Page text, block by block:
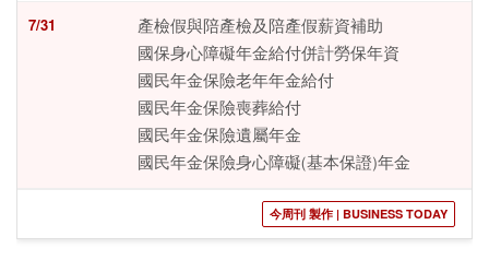
7/31
產檢假與陪產檢及陪產假薪資補助
國保身心障礙年金給付併計勞保年資
國民年金保險老年年金給付
國民年金保險喪葬給付
國民年金保險遺屬年金
國民年金保險身心障礙(基本保證)年金
今周刊 製作 | BUSINESS TODAY